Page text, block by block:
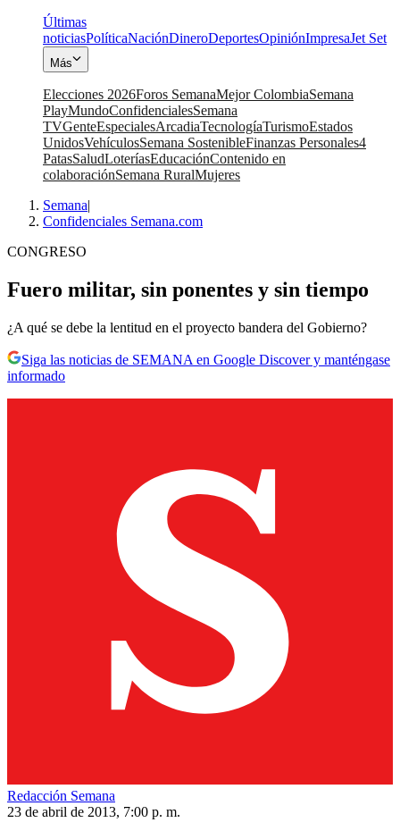
Últimas
noticiasPolíticaNaciónDineroDeportesOpiniónImpresaJet Set
Más
Elecciones 2026Foros SemanaMejor ColombiaSemana
PlayMundoConfidencialesSemana
TVGenteEspecialesArcadiaTecnologíaTurismoEstados
UnidosVehículosSemana SostenibleFinanzas Personales4
PatasSaludLoteríasEducaciónContenido en
colaboraciónSemana RuralMujeres
Semana|
Confidenciales Semana.com
CONGRESO
Fuero militar, sin ponentes y sin tiempo
¿A qué se debe la lentitud en el proyecto bandera del Gobierno?
Siga las noticias de SEMANA en Google Discover y manténgase
informado
Redacción Semana
23 de abril de 2013, 7:00 p. m.